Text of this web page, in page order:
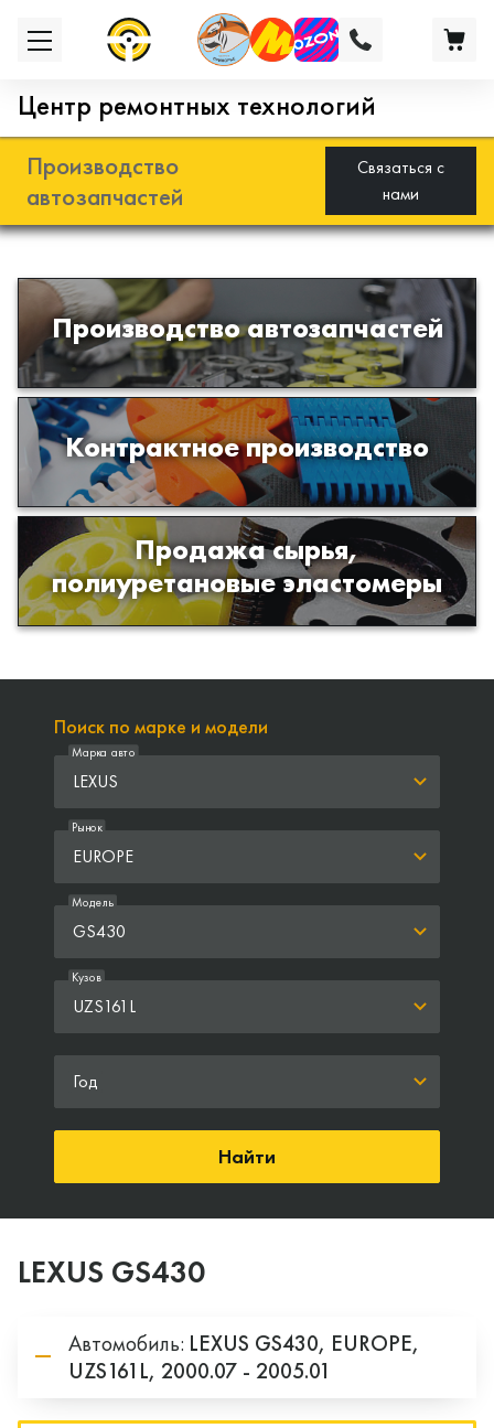
Центр ремонтных технологий
Производство
автозапчастей
Связаться с
нами
Производство автозапчастей
Разработка и производство деталей
из эластомеров для подвески
автомобиля
Контрактное производство
Производство изделий из пластиков
и полимеров по образцам либо
чертежам заказчика
Продажа сырья,
полиуретановые эластомеры
Продажа сырья для производства
изделий из полиуретана
Поиск по марке и модели
LEXUS
Марка авто
EUROPE
Рынок
GS430
Модель
UZS161L
Кузов
Год
Найти
LEXUS GS430
Автомобиль: LEXUS GS430, EUROPE,
UZS161L, 2000.07 - 2005.01